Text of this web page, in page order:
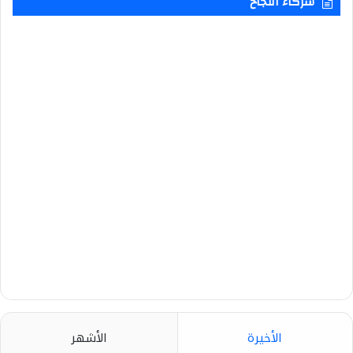
الأخيرة الأشهر